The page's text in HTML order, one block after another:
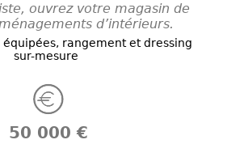
ouvrez votre magasin de
d’intérieurs.
équipées, rangement et dressing
sur-mesure
50 000 €